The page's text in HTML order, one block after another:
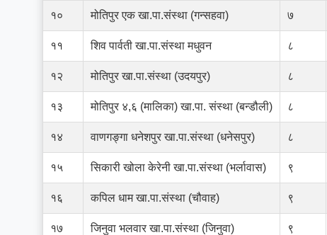
१० मोतिपुर एक खा.पा.संस्था (गन्सहवा) ७
११ शिव पार्वती खा.पा.संस्था मधुवन ८
१२ मोतिपुर खा.पा.संस्था (उदयपुर) ८
१३ मोतिपुर ४,६ (मालिका) खा.पा. संस्था (बन्डौली) ८
१४ वाणगङ्गा धनेशपुर खा.पा.संस्था (धनेसपुर) ८
१५ सिकारी खोला केरेनी खा.पा.संस्था (भर्लावास) ९
१६ कपिल धाम खा.पा.संस्था (चौवाह) ९
१७ जिनुवा भलवार खा.पा.संस्था (जिनुवा) ९